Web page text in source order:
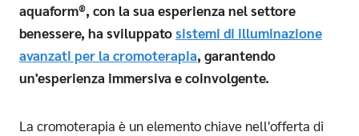
aquaform®, con la sua esperienza nel settore
benessere, ha sviluppatosistemi di illuminazione
avanzati per la cromoterapia, garantendo
un'esperienza immersiva e coinvolgente.
La cromoterapia è un elemento chiave nell'offerta di